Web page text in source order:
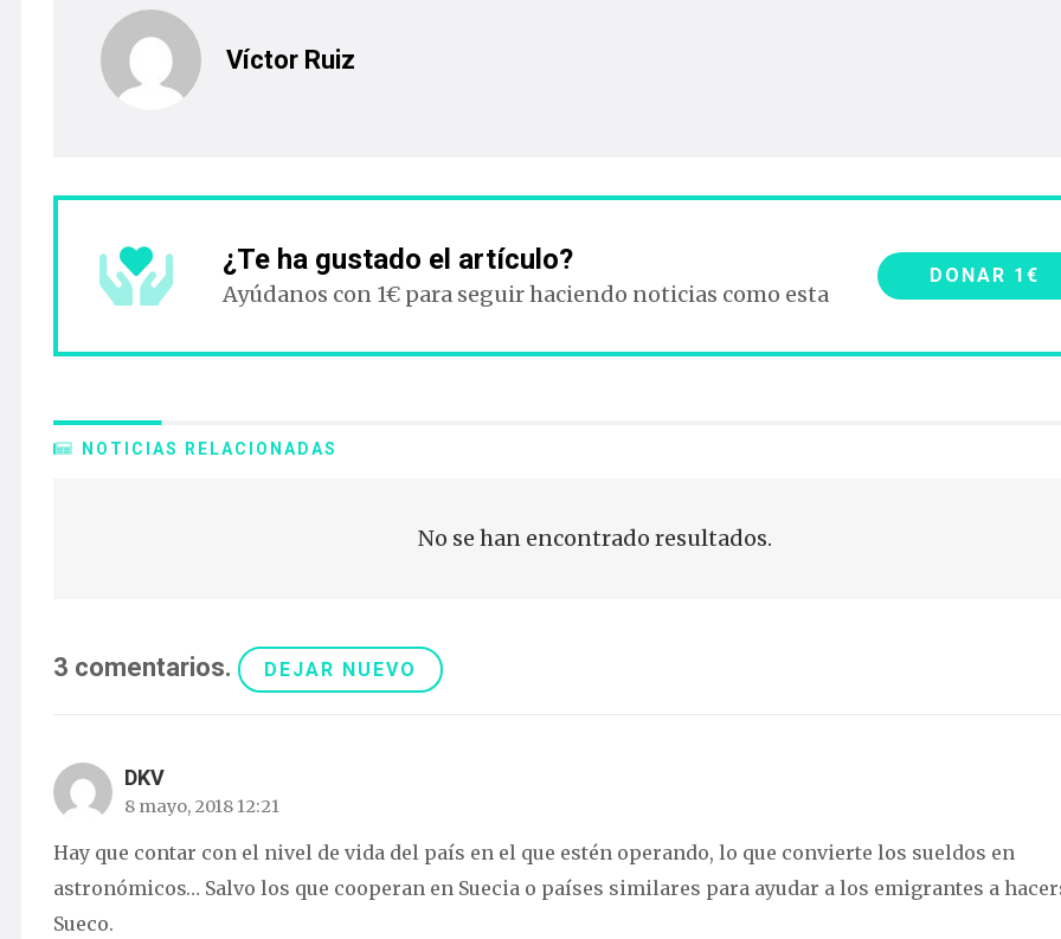
Víctor Ruiz
¿Te ha gustado el artículo?
Ayúdanos con 1€ para seguir haciendo noticias como esta
DONAR 1€
NOTICIAS RELACIONADAS
No se han encontrado resultados.
3 comentarios. DEJAR NUEVO
DKV
8 mayo, 2018 12:21
Hay que contar con el nivel de vida del país en el que estén operando, lo que convierte los sueldos en
astronómicos… Salvo los que cooperan en Suecia o países similares para ayudar a los emigrantes a
Sueco.